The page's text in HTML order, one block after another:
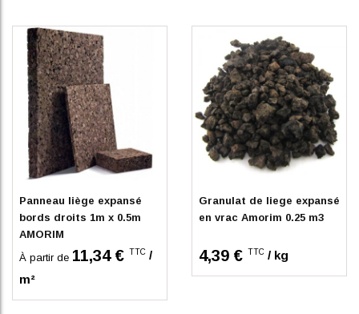
En stock
Panneau liège expansé
bords droits 1m x 0.5m
AMORIM
À partir de 11,34 € TTC /
m²
Sur commande
Granulat de liege expansé
en vrac Amorim 0.25 m3
4,39 € TTC / kg